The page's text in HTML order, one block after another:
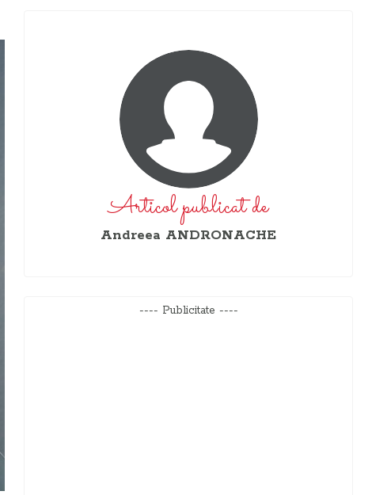
Articol publicat de
Andreea ANDRONACHE
---- Publicitate ----